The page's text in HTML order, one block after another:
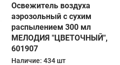
Освежитель воздуха
аэрозольный с сухим
распылением 300 мл
МЕЛОДИЯ "ЦВЕТОЧНЫЙ",
601907
Наличие: 434 шт